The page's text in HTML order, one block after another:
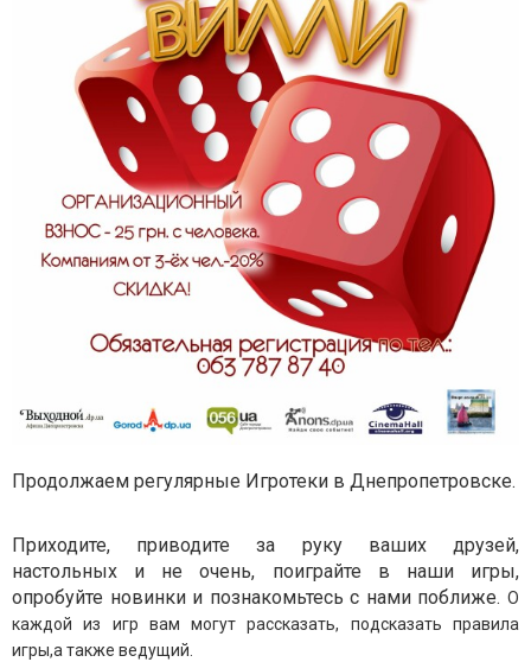
Продолжаем регулярные Игротеки в Днепропетровске.
Приходите, приводите за руку ваших друзей,
настольных и не очень, поиграйте в наши игры,
опробуйте новинки и познакомьтесь с нами поближе. О
каждой из игр вам могут рассказать, подсказать правила
игры,а также ведущий.